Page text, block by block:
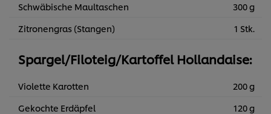
Schwäbische Maultaschen
300 g
Zitronengras (Stangen)
1 Stk.
Spargel/Filoteig/Kartoffel Hollandaise:
Violette Karotten
200 g
Gekochte Erdäpfel
120 g